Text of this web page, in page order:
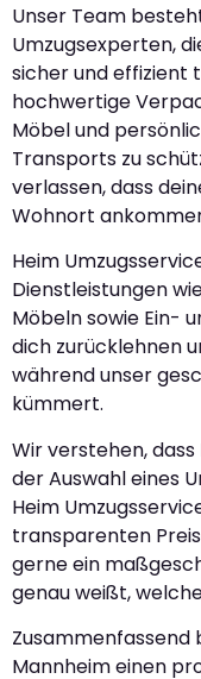
Unser Team
Umzugsexperten,
sicher und effizient
hochwertige
Möbel und
Transports zu
verlassen, dass
Wohnort
Heim
Dienstleistungen
Möbeln sowie Ein-
dich zurücklehnen
während unser
kümmert.
Wir verstehen,
der Auswahl eines
Heim
transparenten
gerne ein
genau weißt,
Zusammenfassend
Mannheim einen